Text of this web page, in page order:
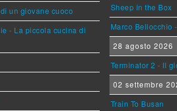
un giovane cuoco
- La piccola cucina di
Sheep in the Box
Marco Bellocchio
28 agosto 2026
Terminator 2 - Il
02 settembre
Train To Busan